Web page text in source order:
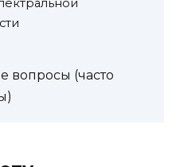
вопросы (часто